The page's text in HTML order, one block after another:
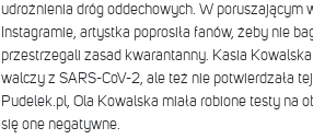
udrożnienia dróg oddechowych. W poruszającym
Instagramie, artystka poprosiła fanów, żeby nie
przestrzegali zasad kwarantanny. Kasia
walczy z SARS-CoV-2, ale też nie potwierdzała
Pudelek.pl, Ola Kowalska miała robione testy na
się one negatywne.